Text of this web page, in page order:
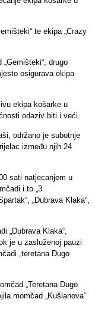
te ekipa „Crazy
drugo
osigurava ekipa
ekipa košarke u
odaziv biti i veći.
održano je subotnje
između njih 24
sati natjecanjem u
i to „3.
„Dubrava Klaka“,
„Dubrava Klaka“,
je u zasluženoj pauzi
„teretana Dugo
„Teretana Dugo
momčad „Kušlanova“